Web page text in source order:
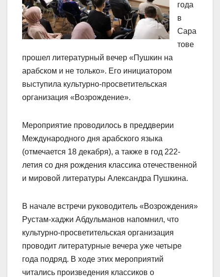
года
в
Сара
тове
прошел литературный вечер «Пушкин на
арабском и не только». Его инициатором
выступила культурно-просветительская
организация «Возрождение».
Мероприятие проводилось в преддверии
Международного дня арабского языка
(отмечается 18 декабря), а также в год 222-
летия со дня рождения классика отечественной
и мировой литературы Александра Пушкина.
В начале встречи руководитель «Возрождения»
Рустам-хаджи Абдульманов напомнил, что
культурно-просветительская организация
проводит литературные вечера уже четыре
года подряд. В ходе этих мероприятий
читались произведения классиков о